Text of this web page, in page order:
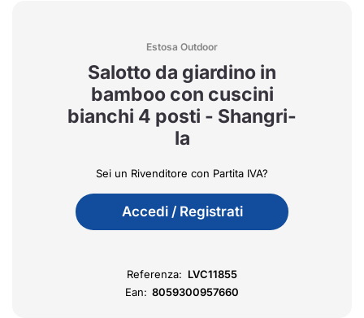
Estosa Outdoor
Salotto da giardino in
bamboo con cuscini
bianchi 4 posti - Shangri-
la
Sei un Rivenditore con Partita IVA?
Accedi / Registrati
Referenza: LVC11855
Ean: 8059300957660